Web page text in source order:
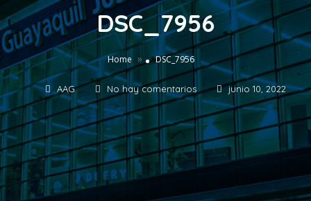
DSC_7956
Home » DSC_7956
AAG No hay comentarios junio 10, 2022